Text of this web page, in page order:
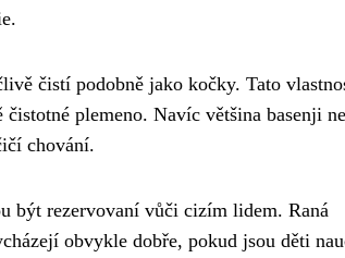
čistí podobně jako kočky. Tato
plemeno. Navíc většina basenji
chování.
být rezervovaní vůči cizím lidem. Raná
obvykle dobře, pokud jsou děti